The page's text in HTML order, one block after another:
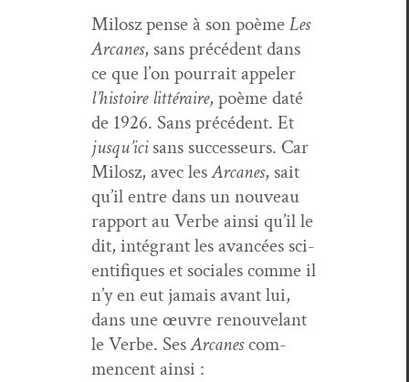
Milosz pense à son poèmeLes
Arcanes, sans précé­dent dans
ce que l’on pour­rait appel­er
l’his­toire lit­téraire, poème daté
de 1926. Sans précé­dent. Et
jusqu’i­cisans suc­cesseurs. Car
Milosz, avec lesArcanes, sait
qu’il entre dans un nou­veau
rap­port au Verbe ain­si qu’il le
dit, inté­grant les avancées sci­
en­tifiques et sociales comme il
n’y en eut jamais avant lui,
dans une œuvre renou­ve­lant
le Verbe. SesArcanescom­
men­cent ainsi :